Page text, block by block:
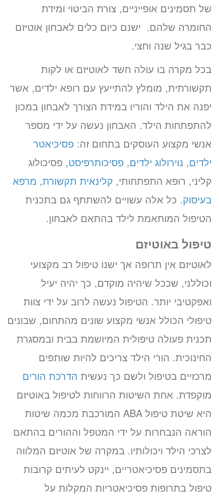
של תסמינים אופייניים, צורת הביטוי ומידת
החומרה שלהם. ישנם כיום כלים לאבחון אוטיזם
כבר בגיל שנה וחצי.
בכל מקרה בו עולה חשד לאוטיזם או לקות
תקשורתית, מומלץ להתייעץ עם רופא ילדים, אשר
יפנה את הילד והוריו במידת הצורך לאבחון במכון
להתפתחות הילד. האבחון נעשה על ידי מספר
אנשי מקצוע העוסקים בתחום זה: פסיכיאטר
ילדים, נוירולוג ילדים, פסיכותרפיסט, פסיכולוג
קליני, רופא התפתחותי, קלינאית תקשורת, מרפא
בעיסוק. כל אלה עשויים להשתתף גם בתכנית
הטיפול המותאמת לילד בהתאם לאבחון.
טיפול באוטיזם
לאוטיזם אין תרופה אך ישנו טיפול רב מקצועי
וכוללני, שככל שיהיה מוקדם, כך יהיה יעיל
ואפקטיבי יותר. הטיפול נעשה לרוב על ידי צוות
טיפולי הכולל אנשי מקצוע שונים מהתחום, שבונים
תכנית פעולה טיפולית המיושמת בבית ובמסגרת
החינוכית. הורי הילד צריכים להיות שותפים
מרכזיים בטיפול ולשם כך נעשית הדרכת הורים
מוקפדת. אחת השיטות הרווחות לטיפול באוטיזם
היא שיטת טיפול ABA המורכבת מכמה שיטות
הוראה הנבחרות על ידי המטפל וההורים בהתאם
לצרכי הילד ויכולותיו. במקרה של אוטיזם המלווה
בתסמינים פסיכיאטריים, יינקט לעיתים קרובות
טיפול בתרופות פסיכיאטריות המקלות על